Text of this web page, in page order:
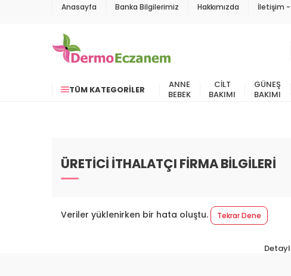
Anasayfa Banka Bilgilerimiz Hakkımızda İletişim -
TÜM KATEGORILER
ANNE
BEBEK
CILT
BAKIMI
GÜNEŞ
BAKIMI
ÜRETİCİ İTHALATÇI FİRMA BİLGİLERİ
Veriler yüklenirken bir hata oluştu. Tekrar Dene